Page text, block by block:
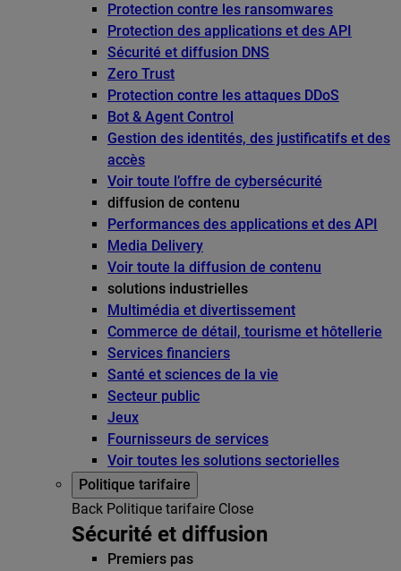
Protection contre les ransomwares
Protection des applications et des API
Sécurité et diffusion DNS
Zero Trust
Protection contre les attaques DDoS
Bot & Agent Control
Gestion des identités, des justificatifs et des
accès
Voir toute l’offre de cybersécurité
diffusion de contenu
Performances des applications et des API
Media Delivery
Voir toute la diffusion de contenu
solutions industrielles
Multimédia et divertissement
Commerce de détail, tourisme et hôtellerie
Services financiers
Santé et sciences de la vie
Secteur public
Jeux
Fournisseurs de services
Voir toutes les solutions sectorielles
Politique tarifaire
Back Politique tarifaire Close
Sécurité et diffusion
Premiers pas